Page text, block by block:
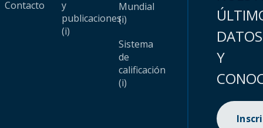
Contacto
y
publicaciones
(i)
Mundial
(i)
Sistema
de
calificación
(i)
DATOS
Y